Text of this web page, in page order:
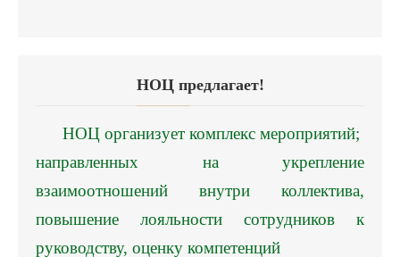
НОЦ предлагает!
НОЦ организует комплекс мероприятий;
направленных на укрепление
взаимоотношений внутри коллектива,
повышение лояльности сотрудников к
руководству, оценку компетенций